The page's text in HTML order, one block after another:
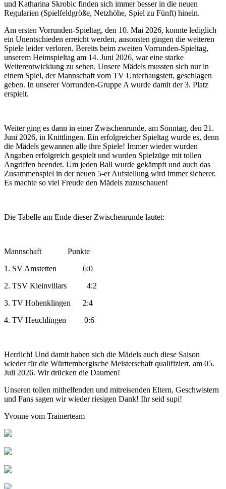
und Katharina Skrobic finden sich immer besser in die neuen
Regularien (Spielfeldgröße, Netzhöhe, Spiel zu Fünft) hinein.
Am ersten Vorrunden-Spieltag, den 10. Mai 2026, konnte lediglich
ein Unentschieden erreicht werden, ansonsten gingen die weiteren
Spiele leider verloren. Bereits beim zweiten Vorrunden-Spieltag,
unserem Heimspieltag am 14. Juni 2026, war eine starke
Weiterentwicklung zu sehen. Unsere Mädels mussten sich nur in
einem Spiel, der Mannschaft vom TV Unterhaugstett, geschlagen
geben. In unserer Vorrunden-Gruppe A wurde damit der 3. Platz
erspielt.
Weiter ging es dann in einer Zwischenrunde, am Sonntag, den 21.
Juni 2026, in Knittlingen. Ein erfolgreicher Spieltag wurde es, denn
die Mädels gewannen alle ihre Spiele! Immer wieder wurden
Angaben erfolgreich gespielt und wurden Spielzüge mit tollen
Angriffen beendet. Um jeden Ball wurde gekämpft und auch das
Zusammenspiel in der neuen 5-er Aufstellung wird immer sicherer.
Es machte so viel Freude den Mädels zuzuschauen!
Die Tabelle am Ende dieser Zwischenrunde lautet:
Mannschaft Punkte
1. SV Amstetten 6:0
2. TSV Kleinvillars 4:2
3. TV Hohenklingen 2:4
4. TV Heuchlingen 0:6
Herrlich! Und damit haben sich die Mädels auch diese Saison
wieder für die Württembergische Meisterschaft qualifiziert, am 05.
Juli 2026. Wir drücken die Daumen!
Unseren tollen mithelfenden und mitreisenden Eltern, Geschwistern
und Fans sagen wir wieder riesigen Dank! Ihr seid supi!
Yvonne vom Trainerteam